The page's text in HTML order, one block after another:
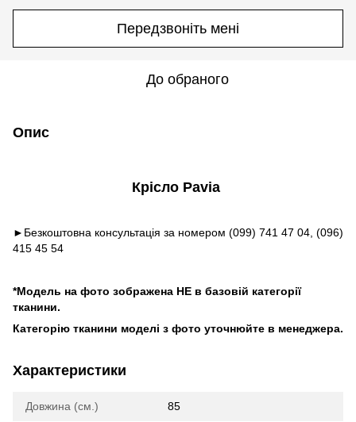
Передзвоніть мені
До обраного
Опис
Крісло Pavia
►Безкоштовна консультація за номером (099) 741 47 04, (096)
415 45 54
*Модель на фото зображена НЕ в базовій категорії
тканини.
Категорію тканини моделі з фото уточнюйте в менеджера.
Характеристики
Довжина (см.) 85